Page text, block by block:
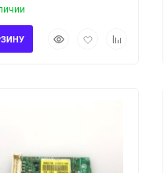
БыстрыйДобавитьДобавить